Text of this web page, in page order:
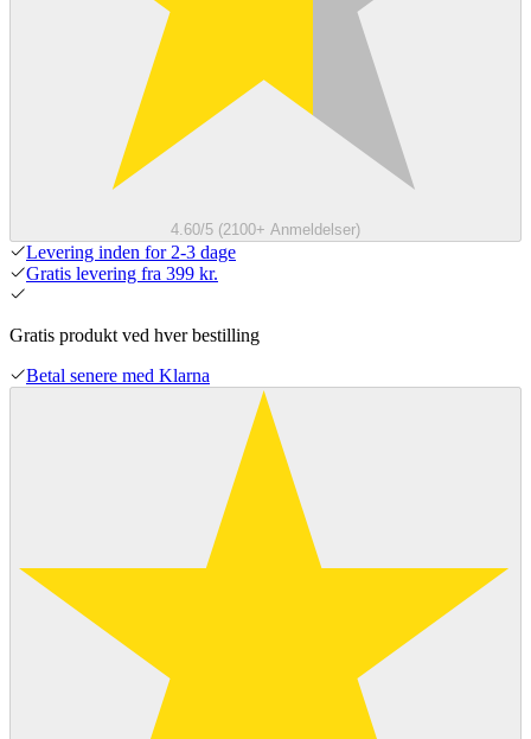
4.60/5 (2100+ Anmeldelser)
Levering inden for 2-3 dage
Gratis levering fra 399 kr.
Gratis produkt ved hver bestilling
Betal senere med Klarna